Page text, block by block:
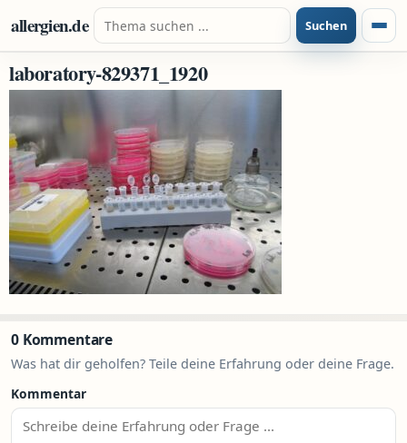
Zum Inhalt springen
allergien.de Suche nach: Suchen
laboratory-829371_1920
0 Kommentare
Was hat dir geholfen? Teile deine Erfahrung oder deine Frage.
Kommentar